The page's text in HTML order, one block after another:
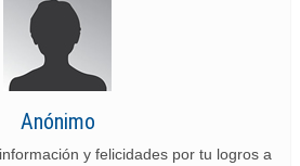
Anónimo
y felicidades por tu logros a